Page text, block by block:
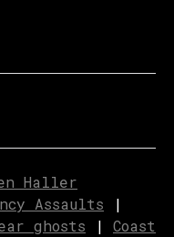
Haller
Assaults |
ghosts | Coast